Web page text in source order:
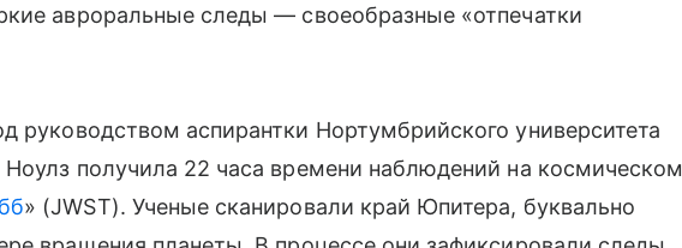
авроральные следы — своеобразные «отпечатки
руководством аспирантки Нортумбрийского университета
получила 22 часа времени наблюдений на космическом
» (JWST). Ученые сканировали край Юпитера, буквально